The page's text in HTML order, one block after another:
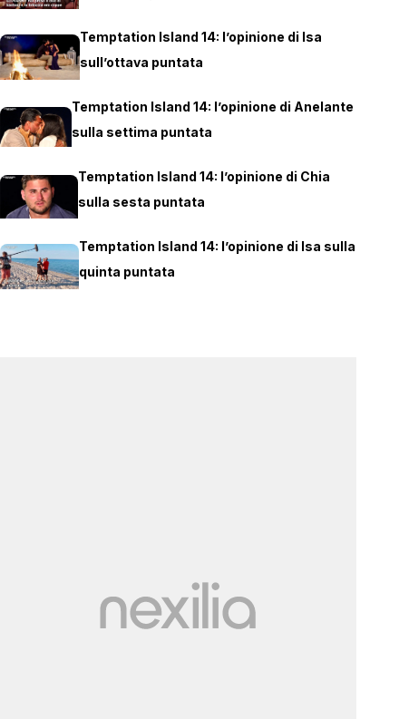
Temptation Island 14: l’opinione di Isa
sull’ottava puntata
Temptation Island 14: l’opinione di Anelante
sulla settima puntata
Temptation Island 14: l’opinione di Chia
sulla sesta puntata
Temptation Island 14: l’opinione di Isa sulla
quinta puntata